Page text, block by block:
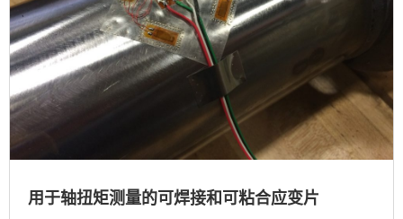
用于轴扭矩测量的可焊接和可粘合应变片